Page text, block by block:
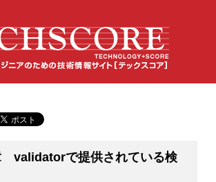
validatorで提供されている検